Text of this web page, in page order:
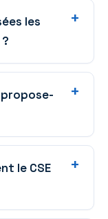
les
propose-
le CSE